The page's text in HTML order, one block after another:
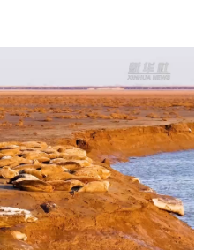
河北 山西
上海 江苏
福建 江西